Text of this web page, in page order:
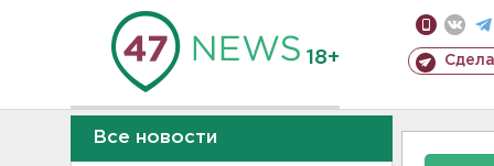
18+
Все новости